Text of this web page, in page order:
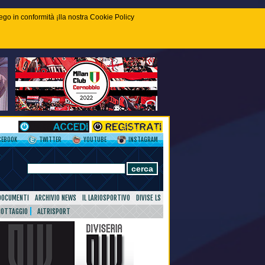
in conformità ¡lla nostra Cookie Policy
TWITTER YOUTUBE INSTAGRAM
ARCHIVIO NEWS IL LARIOSPORTIVO
DIVISE LS
ALTRISPORT